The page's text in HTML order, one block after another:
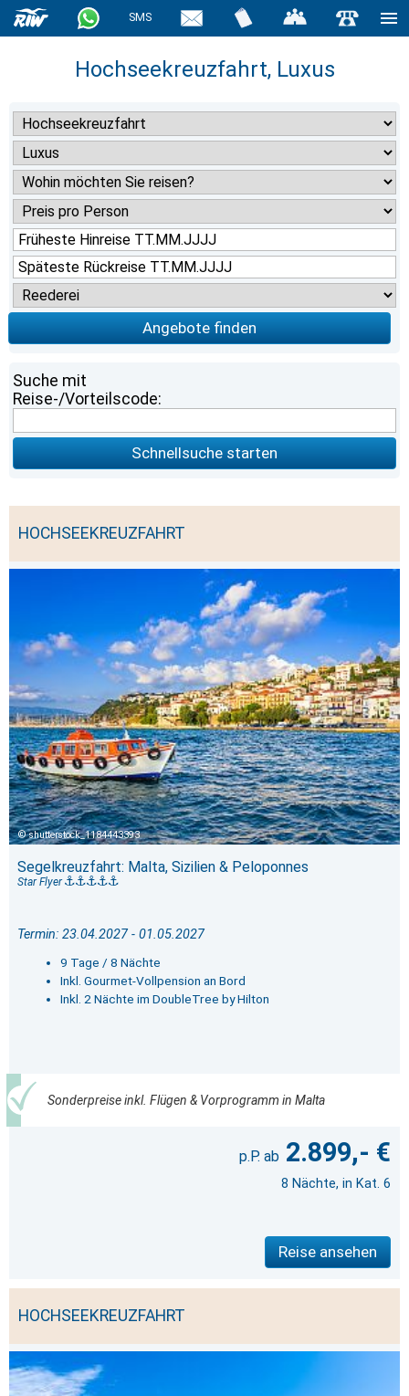
SMS
Hochseekreuzfahrt, Luxus
Angebote finden
Suche mit
Reise-/Vorteilscode:
Schnellsuche starten
HOCHSEEKREUZFAHRT
shutterstock_1184443393
Segelkreuzfahrt: Malta, Sizilien & Peloponnes
Star Flyer
Termin: 23.04.2027 - 01.05.2027
9 Tage / 8 Nächte
Inkl. Gourmet-Vollpension an Bord
Inkl. 2 Nächte im DoubleTree by Hilton
Sonderpreise inkl. Flügen & Vorprogramm in Malta
2.899,- €
8 Nächte, in Kat. 6
Reise ansehen
HOCHSEEKREUZFAHRT